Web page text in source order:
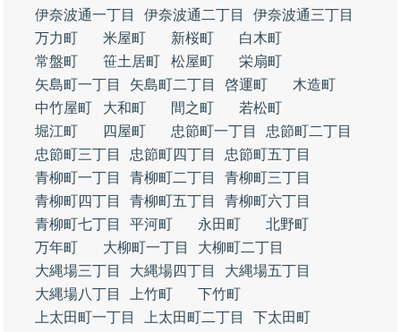
伊奈波通一丁目
伊奈波通二丁目
伊奈波通三丁目
万力町
米屋町 新桜町
白木町
常盤町
笹土居町 松屋町
栄扇町
矢島町一丁目
矢島町二丁目 啓運町
木造町
中竹屋町
大和町 間之町
若松町
堀江町
四屋町 忠節町一丁目
忠節町二丁目
忠節町三丁目
忠節町四丁目
忠節町五丁目
青柳町一丁目
青柳町二丁目
青柳町三丁目
青柳町四丁目
青柳町五丁目
青柳町六丁目
青柳町七丁目
平河町 永田町
北野町
万年町
大柳町一丁目
大柳町二丁目
大縄場三丁目
大縄場四丁目
大縄場五丁目
大縄場八丁目
上竹町
下竹町
上太田町一丁目
上太田町二丁目
下太田町